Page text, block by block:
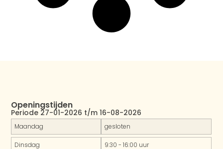
Openingstijden
Periode 27-01-2026 t/m 16-08-2026
Maandag gesloten
Dinsdag 9:30 - 16:00 uur